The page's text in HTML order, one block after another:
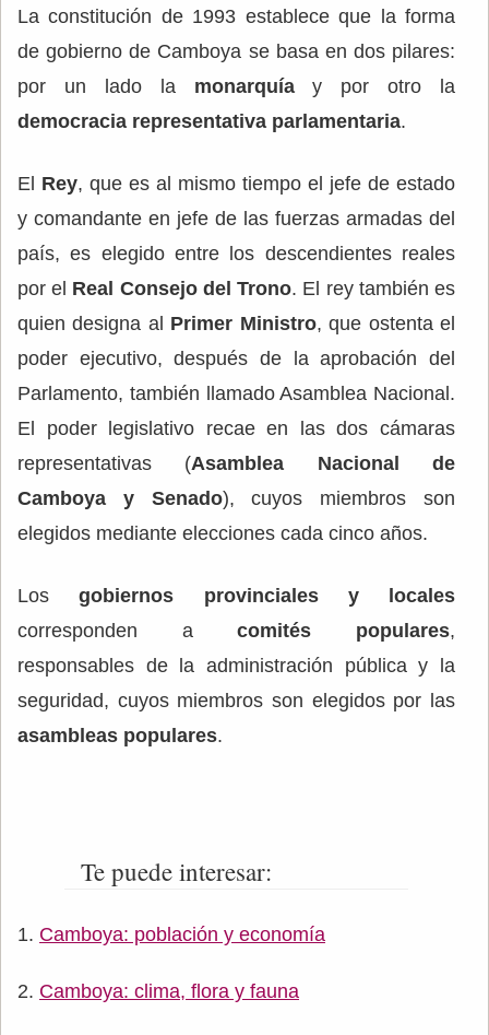
La constitución de 1993 establece que la forma
de gobierno de Camboya se basa en dos pilares:
por un lado la monarquíay por otro la
democracia representativa parlamentaria.
El Rey, que es al mismo tiempo el jefe de estado
y comandante en jefe de las fuerzas armadas del
país, es elegido entre los descendientes reales
por el Real Consejo del Trono. El rey también es
quien designa al Primer Ministro, que ostenta el
poder ejecutivo, después de la aprobación del
Parlamento, también llamado Asamblea Nacional.
El poder legislativo recae en las dos cámaras
representativas (Asamblea Nacional de
Camboya y Senado), cuyos miembros son
elegidos mediante elecciones cada cinco años.
Los gobiernos provinciales y locales
corresponden acomités populares,
responsables de la administración pública y la
seguridad, cuyos miembros son elegidos por las
asambleas populares.
Te puede interesar:
Camboya: población y economía
Camboya: clima, flora y fauna